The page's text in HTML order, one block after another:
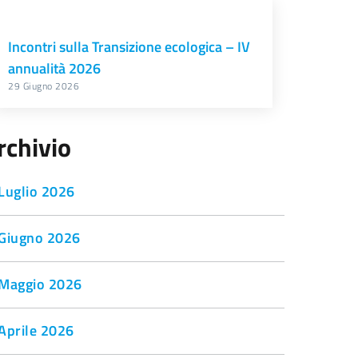
Incontri sulla Transizione ecologica – IV
annualità 2026
29 Giugno 2026
2026
2026
2026
2026